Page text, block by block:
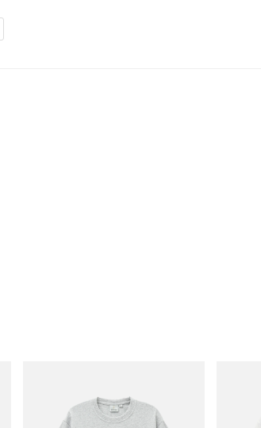
Yosemite Valley Tee
Acheter maintenant Acheter